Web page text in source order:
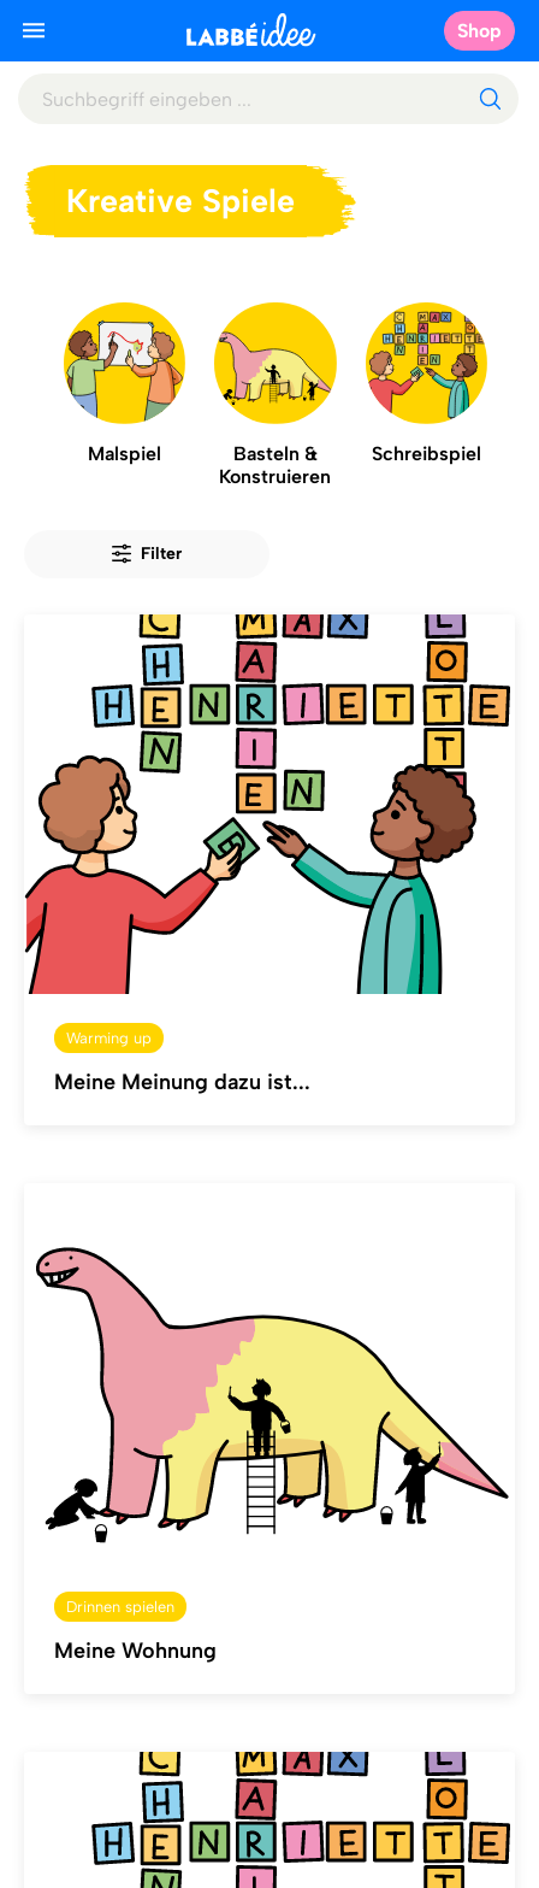
Shop
Kreative Spiele
Malspiel
Basteln &
Konstruieren
Schreibspiel
Filter
Warming up
Meine Meinung dazu ist...
Drinnen spielen
Meine Wohnung